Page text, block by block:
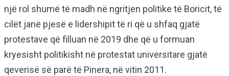
një rol shumë të madh në ngritjen politike të Boricit, të
cilët janë pjesë e lidershipit të ri që u shfaq gjatë
protestave që filluan në 2019 dhe që u formuan
kryesisht politikisht në protestat universitare gjatë
qeverisë së parë të Pinera, në vitin 2011.